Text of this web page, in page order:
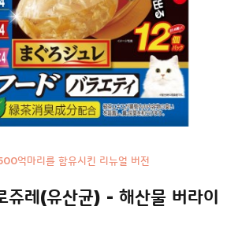
억마리를 함유시킨 리뉴얼 버전
레(유산균) - 해산물 버라이